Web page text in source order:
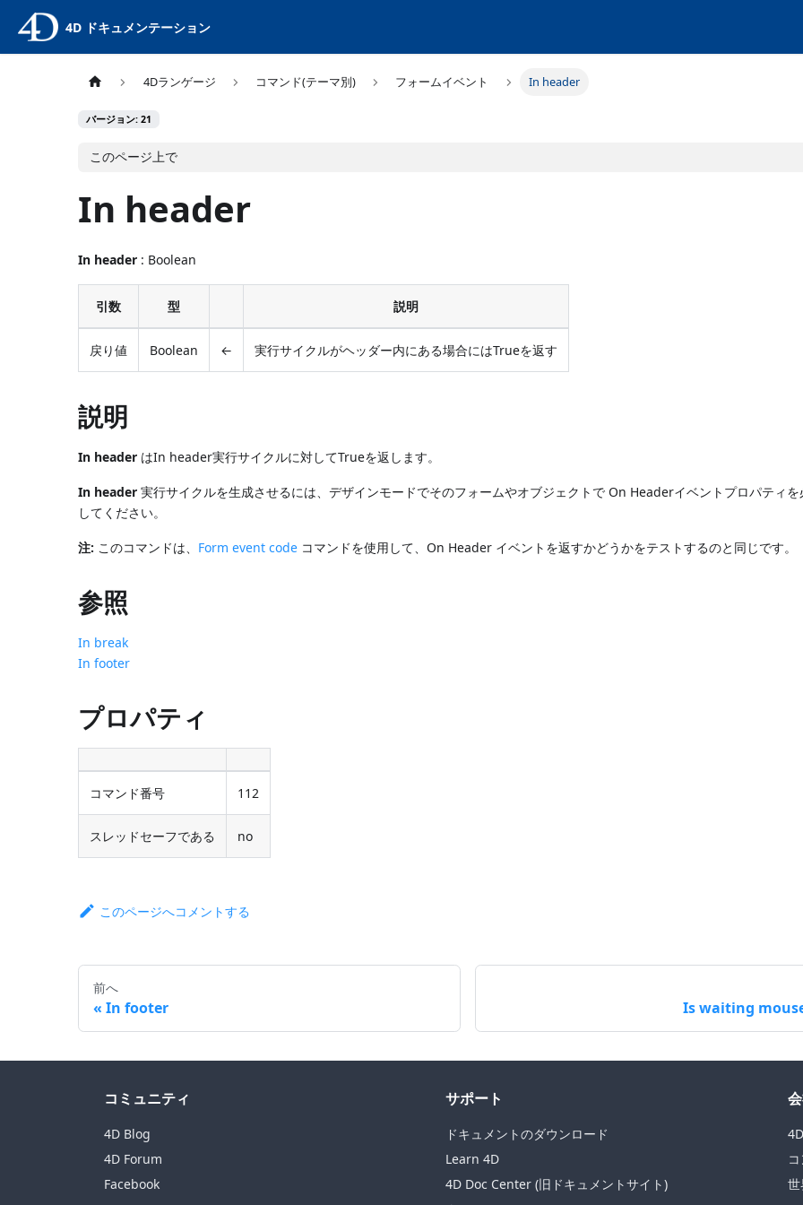
4D ドキュメンテーション
4Dランゲージ コマンド(テーマ別) フォームイベント In header
バージョン: 21
このページ上で
In header
In header : Boolean
引数 型 説明
戻り値 Boolean ← 実行サイクルがヘッダー内にある場合にはTrueを返す
説明
In header はIn header実行サイクルに対してTrueを返します。
In header 実行サイクルを生成させるには、デザインモードでそのフォームやオブジェクトで On Headerイベントプロパティを
してください。
注: このコマンドは、 Form event code コマンドを使用して、On Header イベントを返すかどうかをテストするのと同じです。
参照
In break
In footer
プロパティ
コマンド番号 112
スレッドセーフである no
このページへコメントする
前へ
In footer Is waiting
コミュニティ
4D Blog
4D Forum
Facebook
サポート
ドキュメントのダウンロード
Learn 4D
4D Doc Center (旧ドキュメントサイト)